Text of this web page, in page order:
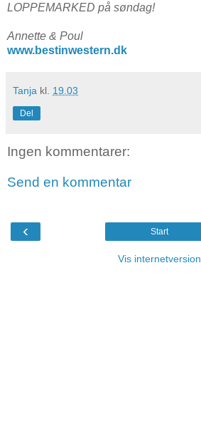
LOPPEMARKED på søndag!
Annette & Poul
www.bestinwestern.dk
Tanja kl. 19.03
Del
Ingen kommentarer:
Send en kommentar
‹ Start
Vis internetversion